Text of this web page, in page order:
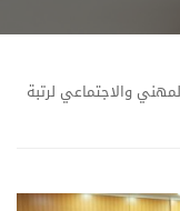
والاجتماعي لرتبة